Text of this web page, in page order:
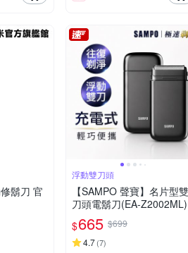
鬍刀 官
浮動雙刀頭
【SAMPO 聲寶】名片型雙
刀頭電鬍刀(EA-Z2002ML)
$665 $699
4.7(7)